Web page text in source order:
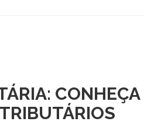
CONHEÇA